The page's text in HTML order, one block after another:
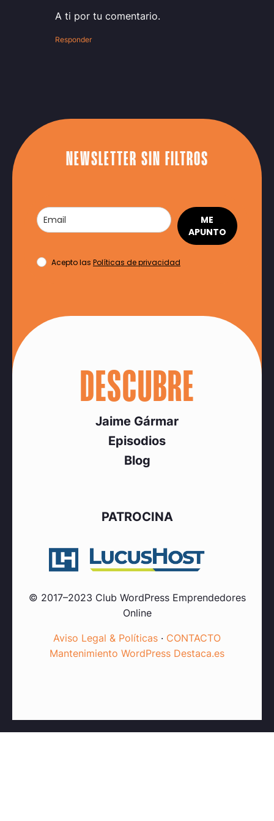
A ti por tu comentario.
Responder
NEWSLETTER SIN FILTROS
ME
APUNTO
Acepto las Políticas de privacidad
DESCUBRE
Jaime Gármar
Episodios
Blog
PATROCINA
© 2017–2023 Club WordPress Emprendedores
Online
Aviso Legal & Políticas · CONTACTO
Mantenimiento WordPress Destaca.es